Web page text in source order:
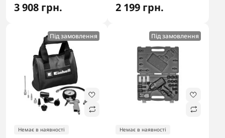
3 908 грн. 2 199 грн.
Під замовлення
Немає в наявності
Під замовлення
Немає в наявності